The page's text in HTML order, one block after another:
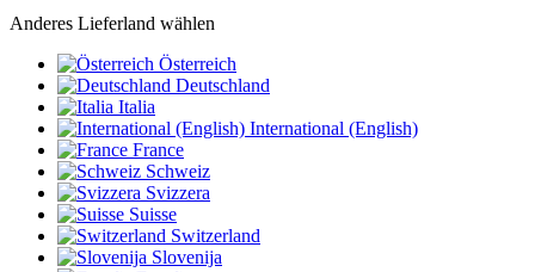
Anderes Lieferland wählen
Österreich
Deutschland
Italia
International (English)
France
Schweiz
Svizzera
Suisse
Switzerland
Slovenija